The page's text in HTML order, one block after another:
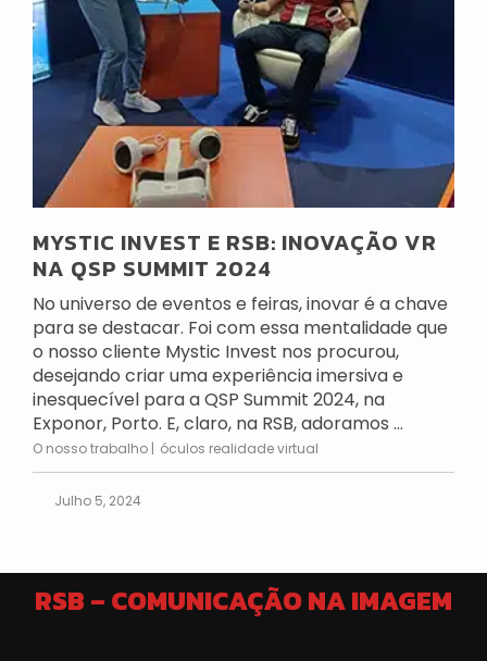
MYSTIC INVEST E RSB: INOVAÇÃO VR
NA QSP SUMMIT 2024
No universo de eventos e feiras, inovar é a chave
para se destacar. Foi com essa mentalidade que
o nosso cliente Mystic Invest nos procurou,
desejando criar uma experiência imersiva e
inesquecível para a QSP Summit 2024, na
Exponor, Porto. E, claro, na RSB, adoramos ...
O nosso trabalho óculos realidade virtual
Julho 5, 2024
RSB – COMUNICAÇÃO NA IMAGEM